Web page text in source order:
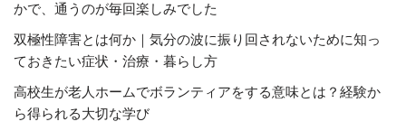
かで、通うのが毎回楽しみでした
双極性障害とは何か｜気分の波に振り回されないために知っ
ておきたい症状・治療・暮らし方
高校生が老人ホームでボランティアをする意味とは？経験か
ら得られる大切な学び